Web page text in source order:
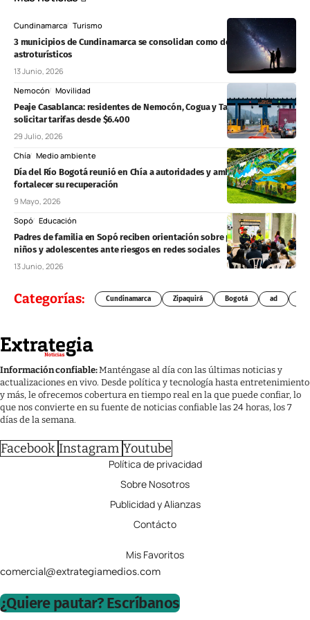
Cundinamarca Turismo
3 municipios de Cundinamarca se consolidan como destinos
astroturísticos
13 Junio, 2026
Nemocón Movilidad
Peaje Casablanca: residentes de Nemocón, Cogua y Tausa podrán
solicitar tarifas desde $6.400
29 Julio, 2026
Chía Medio ambiente
Día del Río Bogotá reunió en Chía a autoridades y ambientalistas para
fortalecer su recuperación
9 Mayo, 2026
Sopó Educación
Padres de familia en Sopó reciben orientación sobre protección de
niños y adolescentes ante riesgos en redes sociales
13 Junio, 2026
Categorías: Cundinamarca Zipaquirá Bogotá ad
Información confiable:Manténgase al día con las últimas noticias y
actualizaciones en vivo. Desde política y tecnología hasta entretenimiento
y más, le ofrecemos cobertura en tiempo real en la que puede confiar, lo
que nos convierte en su fuente de noticias confiable las 24 horas, los 7
días de la semana.
Facebook Instagram Youtube
Política de privacidad
Sobre Nosotros
Publicidad y Alianzas
Contácto
Mis Favoritos
comercial@extrategiamedios.com
¿Quiere pautar? Escríbanos